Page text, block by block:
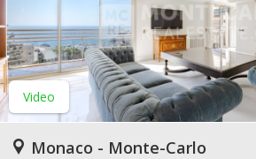
Video
Monaco - Monte-Carlo